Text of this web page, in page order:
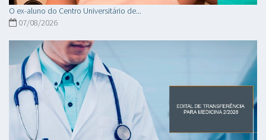
O ex-aluno do Centro Universitário de...
07/08/2026